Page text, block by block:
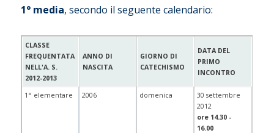
1° media, secondo il seguente calendario:
CLASSE
FREQUENTATA
NELL'A. S.
2012-2013
ANNO DI
NASCITA
GIORNO DI
CATECHISMO
DATA DEL
PRIMO
INCONTRO
1° elementare 2006 domenica
30 settembre
2012
ore 14.30 -
16.00